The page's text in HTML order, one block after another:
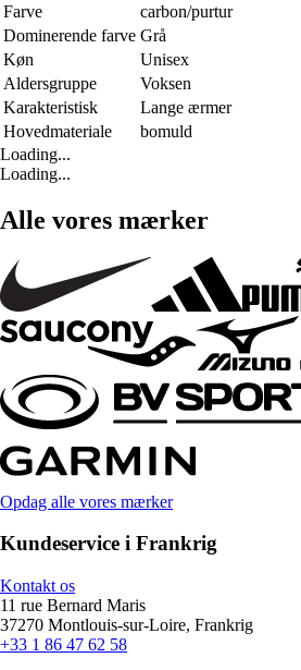
Farve
carbon/purtur
Dominerende farve Grå
Køn
Unisex
Aldersgruppe
Voksen
Karakteristisk
Lange ærmer
Hovedmateriale
bomuld
Loading...
Loading...
Alle vores mærker
Opdag alle vores mærker
Kundeservice i Frankrig
Kontakt os
11 rue Bernard Maris
37270 Montlouis-sur-Loire, Frankrig
+33 1 86 47 62 58